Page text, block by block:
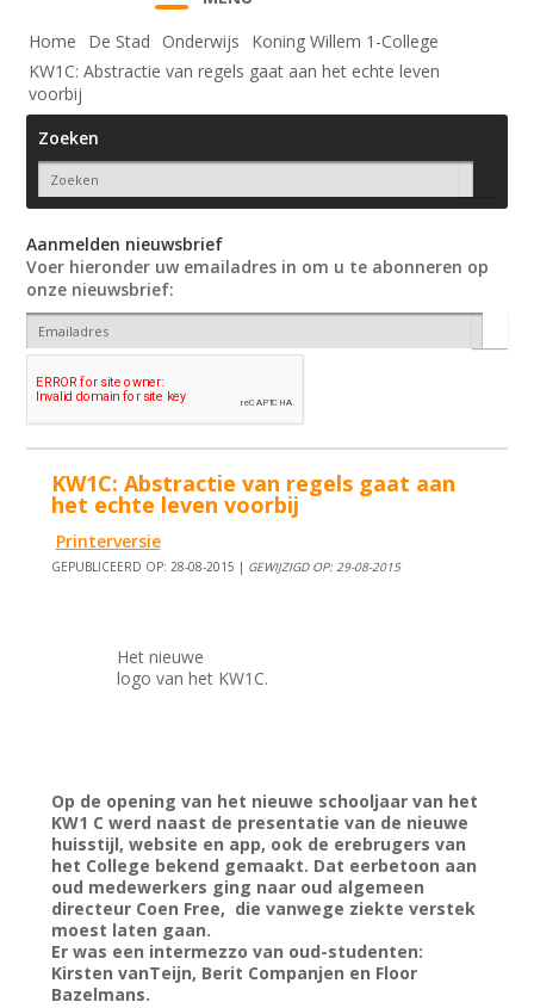
Home
De Stad Onderwijs
Koning Willem 1-College
KW1C: Abstractie van regels gaat aan het echte leven
voorbij
Zoeken
Aanmelden nieuwsbrief
Voer hieronder uw emailadres in om u te abonneren op
onze nieuwsbrief:
KW1C: Abstractie van regels gaat aan
het echte leven voorbij
Printerversie
GEPUBLICEERD OP: 28-08-2015 | GEWIJZIGD OP: 29-08-2015
Het nieuwe
logo van het KW1C.
Op de opening van het nieuwe schooljaar van het
KW1 C werd naast de presentatie van de nieuwe
huisstijl, website en app, ook de erebrugers van
het College bekend gemaakt. Dat eerbetoon aan
oud medewerkers ging naar oud algemeen
directeur Coen Free, die vanwege ziekte verstek
moest laten gaan.
Er was een intermezzo van oud-studenten:
Kirsten vanTeijn, Berit Companjen en Floor
Bazelmans.